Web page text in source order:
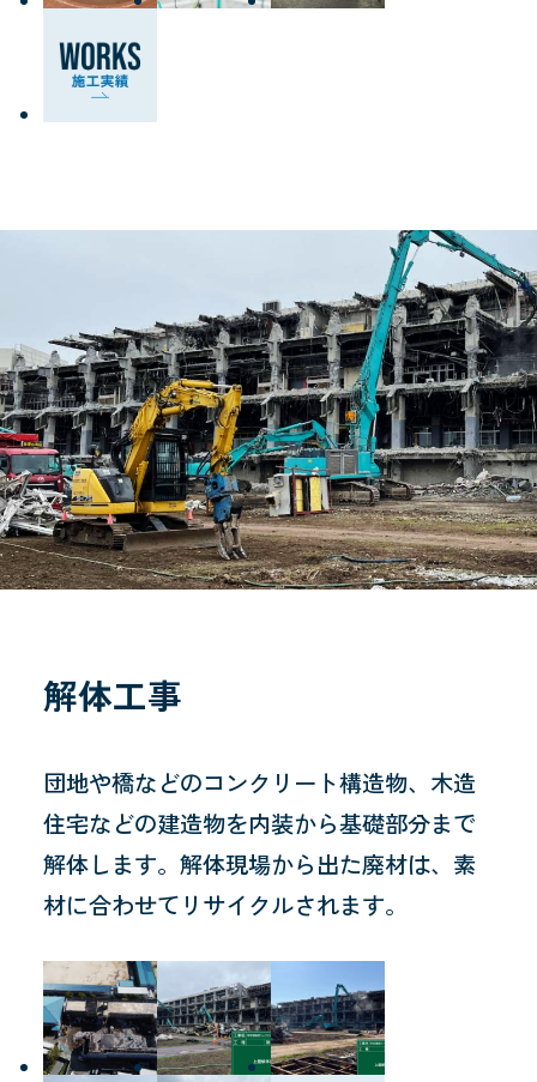
解体工事
団地や橋などのコンクリート構造物、木造
住宅などの建造物を内装から基礎部分まで
解体します。解体現場から出た廃材は、素
材に合わせてリサイクルされます。